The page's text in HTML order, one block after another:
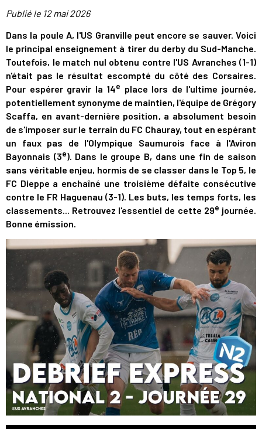
Publié le 12 mai 2026
Dans la poule A, l'US Granville peut encore se sauver. Voici
le principal enseignement à tirer du derby du Sud-Manche.
Toutefois, le match nul obtenu contre l'US Avranches (1-1)
n'était pas le résultat escompté du côté des Corsaires.
Pour espérer gravir la 14e place lors de l'ultime journée,
potentiellement synonyme de maintien, l'équipe de Grégory
Scaffa, en avant-dernière position, a absolument besoin
de s'imposer sur le terrain du FC Chauray, tout en espérant
un faux pas de l'Olympique Saumurois face à l'Aviron
Bayonnais (3e). Dans le groupe B, dans une fin de saison
sans véritable enjeu, hormis de se classer dans le Top 5, le
FC Dieppe a enchaîné une troisième défaite consécutive
contre le FR Haguenau (3-1). Les buts, les temps forts, les
classements... Retrouvez l'essentiel de cette 29e journée.
Bonne émission.